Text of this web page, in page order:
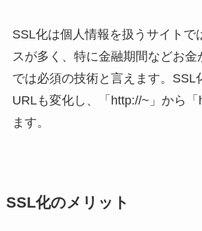
SSL化は個人情報を扱うサイトで
スが多く、特に金融期間などお
では必須の技術と言えます。SSL
URLも変化し、「http://~」から「
ます。
SSL化のメリット